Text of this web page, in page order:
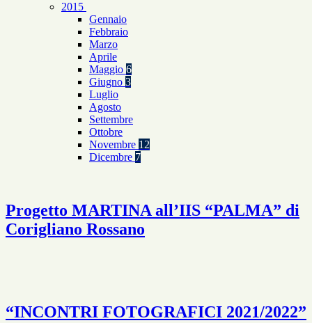
2015
Gennaio
Febbraio
Marzo
Aprile
Maggio 6
Giugno 3
Luglio
Agosto
Settembre
Ottobre
Novembre 12
Dicembre 7
Progetto MARTINA all’IIS “PALMA” di
Corigliano Rossano
“INCONTRI FOTOGRAFICI 2021/2022”